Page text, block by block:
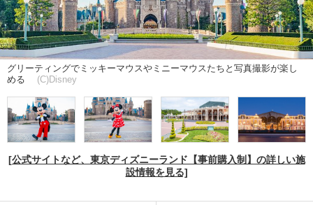
グリーティングでミッキーマウスやミニーマウスたちと写真撮影が楽し
める
(C)Disney
[公式サイトなど、東京ディズニーランド【事前購入制】の詳しい施
設情報を見る]